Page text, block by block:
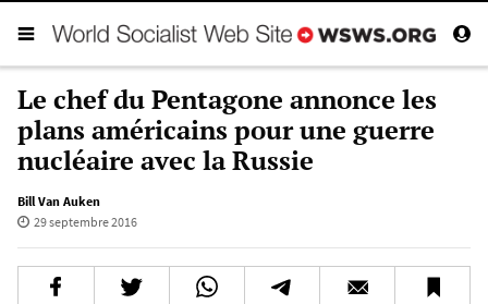
Le chef du Pentagone annonce les
plans américains pour une guerre
nucléaire avec la Russie
Bill Van Auken
29 septembre 2016